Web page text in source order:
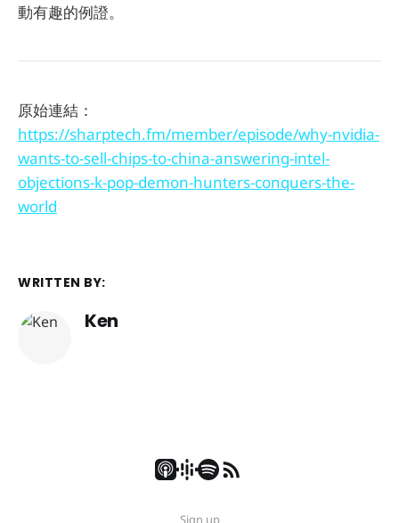
動有趣的例證。
原始連結：
https://sharptech.fm/member/episode/why-nvidia-
wants-to-sell-chips-to-china-answering-intel-
objections-k-pop-demon-hunters-conquers-the-
world
WRITTEN BY:
Ken
Sign up